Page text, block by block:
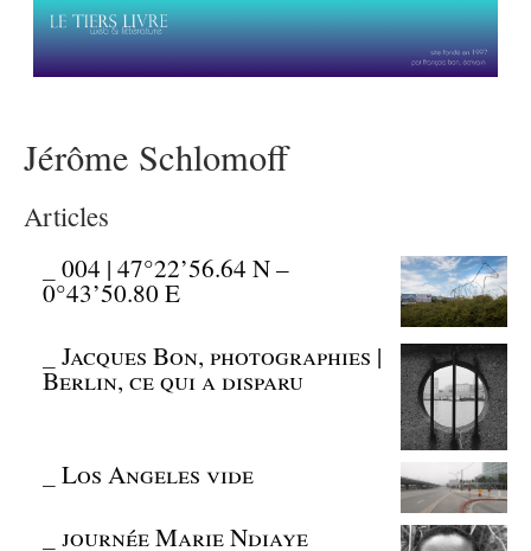
Jérôme Schlomoff
Articles
_004 | 47°22’56.64 N –
0°43’50.80 E
_Jacques Bon, photographies |
Berlin, ce qui a disparu
_Los Angeles vide
_journée Marie Ndiaye